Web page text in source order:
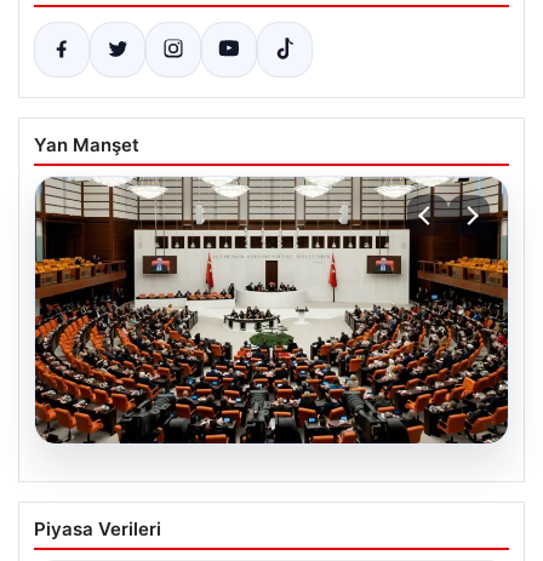
Yan Manşet
Şehit Aileleri ve Gazilere Yönelik
Haklarda Yeni Dönem Başladı
Piyasa Verileri